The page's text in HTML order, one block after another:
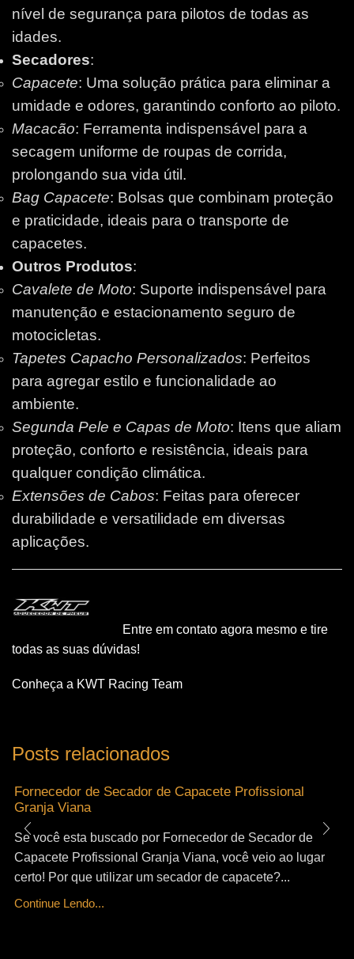
nível de segurança para pilotos de todas as
idades.
Secadores:
Capacete: Uma solução prática para eliminar a
umidade e odores, garantindo conforto ao piloto.
Macacão: Ferramenta indispensável para a
secagem uniforme de roupas de corrida,
prolongando sua vida útil.
Bag Capacete: Bolsas que combinam proteção
e praticidade, ideais para o transporte de
capacetes.
Outros Produtos:
Cavalete de Moto: Suporte indispensável para
manutenção e estacionamento seguro de
motocicletas.
Tapetes Capacho Personalizados: Perfeitos
para agregar estilo e funcionalidade ao
ambiente.
Segunda Pele e Capas de Moto: Itens que aliam
proteção, conforto e resistência, ideais para
qualquer condição climática.
Extensões de Cabos: Feitas para oferecer
durabilidade e versatilidade em diversas
aplicações.
Entre em contato agora mesmo e tire
todas as suas dúvidas!
Conheça a KWT Racing Team
Posts relacionados
Fornecedor de Secador de Capacete Profissional
Granja Viana
Se você esta buscado por Fornecedor de Secador de
Capacete Profissional Granja Viana, você veio ao lugar
certo! Por que utilizar um secador de capacete?...
Continue Lendo...